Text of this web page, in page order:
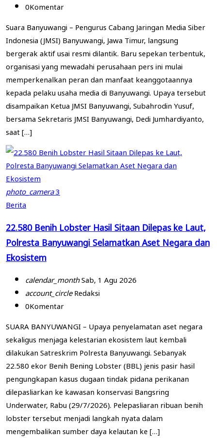
0Komentar
Suara Banyuwangi – Pengurus Cabang Jaringan Media Siber
Indonesia (JMSI) Banyuwangi, Jawa Timur, langsung
bergerak aktif usai resmi dilantik. Baru sepekan terbentuk,
organisasi yang mewadahi perusahaan pers ini mulai
memperkenalkan peran dan manfaat keanggotaannya
kepada pelaku usaha media di Banyuwangi. Upaya tersebut
disampaikan Ketua JMSI Banyuwangi, Subahrodin Yusuf,
bersama Sekretaris JMSI Banyuwangi, Dedi Jumhardiyanto,
saat […]
photo_camera3
Berita
22.580 Benih Lobster Hasil Sitaan Dilepas ke Laut,
Polresta Banyuwangi Selamatkan Aset Negara dan
Ekosistem
calendar_monthSab, 1 Agu 2026
account_circleRedaksi
0Komentar
SUARA BANYUWANGI – Upaya penyelamatan aset negara
sekaligus menjaga kelestarian ekosistem laut kembali
dilakukan Satreskrim Polresta Banyuwangi. Sebanyak
22.580 ekor Benih Bening Lobster (BBL) jenis pasir hasil
pengungkapan kasus dugaan tindak pidana perikanan
dilepasliarkan ke kawasan konservasi Bangsring
Underwater, Rabu (29/7/2026). Pelepasliaran ribuan benih
lobster tersebut menjadi langkah nyata dalam
mengembalikan sumber daya kelautan ke […]